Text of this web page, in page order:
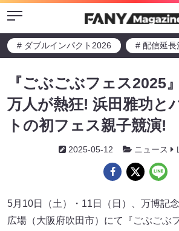
Menu
# ダブルインパクト2026 # 配信延長
『ごぶごぶフェス2025
万人が熱狂! 浜田雅功と
トの初フェス親子競演!
2025-05-12 ニュース
5月10日（土）・11日（日）、万博記
広場（大阪府吹田市）にて『ごぶごぶ